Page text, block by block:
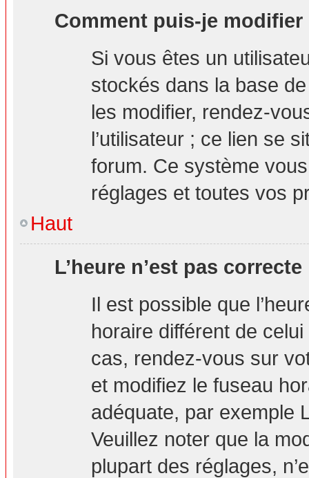
Comment puis-je modifier
Si vous êtes un
stockés dans la base
les modifier, rendez-
l’utilisateur ; ce lien se
forum. Ce système
réglages et toutes vos
Haut
L’heure n’est pas correcte
Il est possible que
horaire différent de
cas, rendez-vous sur
et modifiez le fuseau
adéquate, par exemple
Veuillez noter que la
plupart des réglages,